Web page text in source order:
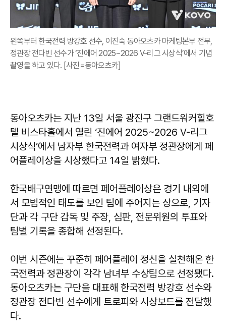
왼쪽부터 한국전력 방강호 선수, 이진숙 동아오츠카 마케팅본부 전무,
정관장 전다빈 선수가 ‘진에어 2025~2026 V-리그 시상식’에서 기념
촬영을 하고 있다. [사진=동아오츠카]
​​​​​​​동아오츠카는 지난 13일 서울 광진구 그랜드워커힐호
텔 비스타홀에서 열린 ‘진에어 2025~2026 V-리그
시상식’에서 남자부 한국전력과 여자부 정관장에게 페
어플레이상을 시상했다고 14일 밝혔다.
한국배구연맹에 따르면 페어플레이상은 경기 내외에
서 모범적인 태도를 보인 팀에 주어지는 상으로, 기자
단과 각 구단 감독 및 주장, 심판, 전문위원의 투표와
팀별 기록을 종합해 선정된다.
이번 시즌에는 꾸준히 페어플레이 정신을 실천해온 한
국전력과 정관장이 각각 남녀부 수상팀으로 선정됐다.
동아오츠카는 구단을 대표해 한국전력 방강호 선수와
정관장 전다빈 선수에게 트로피와 시상보드를 전달했
다.